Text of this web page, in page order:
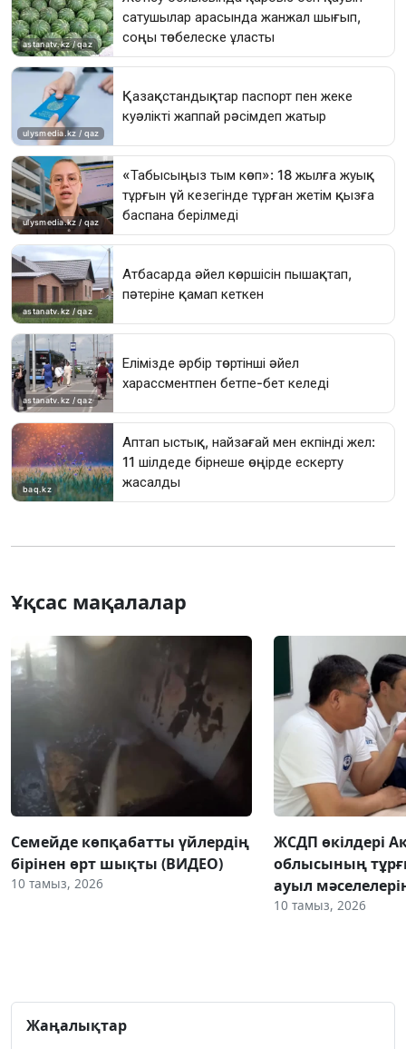
Ұқсас мақалалар
Семейде көпқабатты үйлердің
бірінен өрт шықты (ВИДЕО)
10 тамыз, 2026
ЖСДП өкілдері
облысының
ауыл
10 тамыз, 2026
Жаңалықтар